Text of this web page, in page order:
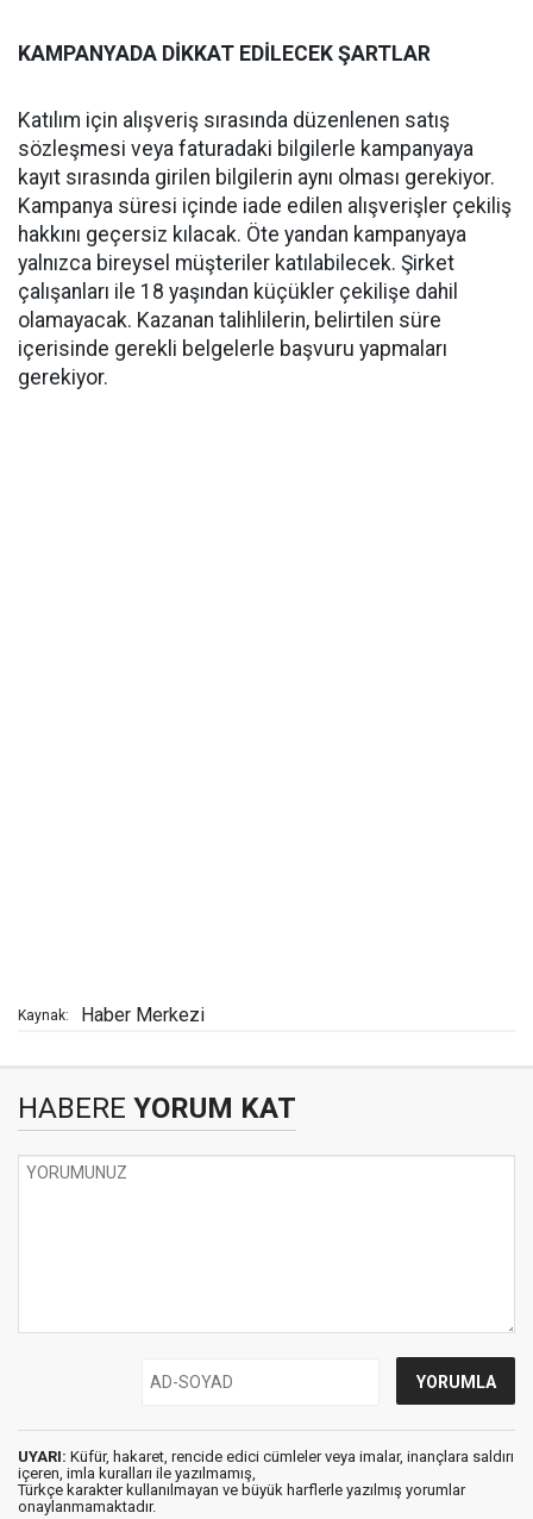
KAMPANYADA DİKKAT EDİLECEK ŞARTLAR
Katılım için alışveriş sırasında düzenlenen satış
sözleşmesi veya faturadaki bilgilerle kampanyaya
kayıt sırasında girilen bilgilerin aynı olması gerekiyor.
Kampanya süresi içinde iade edilen alışverişler çekiliş
hakkını geçersiz kılacak. Öte yandan kampanyaya
yalnızca bireysel müşteriler katılabilecek. Şirket
çalışanları ile 18 yaşından küçükler çekilişe dahil
olamayacak. Kazanan talihlilerin, belirtilen süre
içerisinde gerekli belgelerle başvuru yapmaları
gerekiyor.
Kaynak: Haber Merkezi
HABERE YORUM KAT
UYARI: Küfür, hakaret, rencide edici cümleler veya imalar, inançlara saldırı
içeren, imla kuralları ile yazılmamış,
Türkçe karakter kullanılmayan ve büyük harflerle yazılmış yorumlar
onaylanmamaktadır.